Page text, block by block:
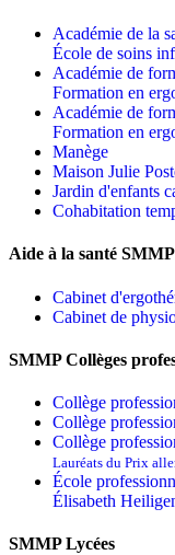
Académie de la
École de soins
Académie de
Formation en
Académie de
Formation en
Manège
Maison Julie
Jardin d'enfants
Cohabitation
Aide à la santé SMMP
Cabinet
Cabinet de
SMMP Collèges
Collège
Collège
Collège
Lauréats du Prix
École
Élisabeth
SMMP Lycées